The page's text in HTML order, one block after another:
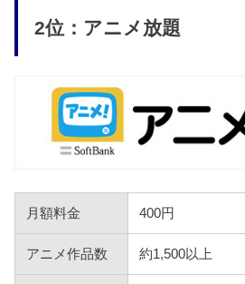
2位：アニメ放題
月額料金 400円
アニメ作品数 約1,500以上